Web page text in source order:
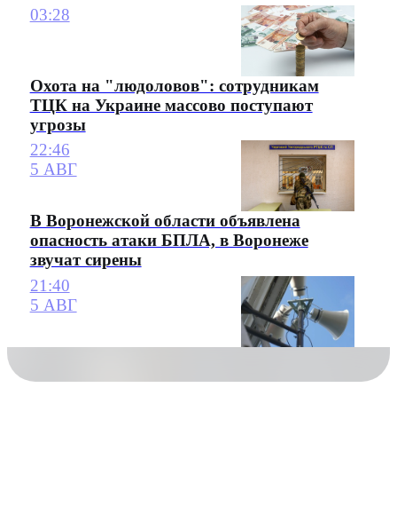
03:28
Охота на "людоловов": сотрудникам
ТЦК на Украине массово поступают
угрозы
22:46
5 АВГ
В Воронежской области объявлена
опасность атаки БПЛА, в Воронеже
звучат сирены
21:40
5 АВГ